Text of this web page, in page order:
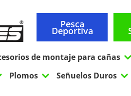
Pesca
Deportiva
de montaje para cañas 3
Plomos 3 Señuelos Duros 3